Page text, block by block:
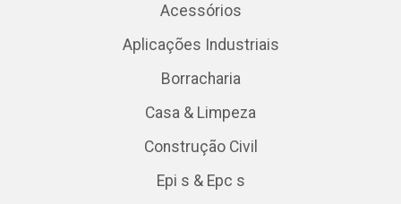
Acessórios
Aplicações Industriais
Borracharia
Casa & Limpeza
Construção Civil
Epi s & Epc s